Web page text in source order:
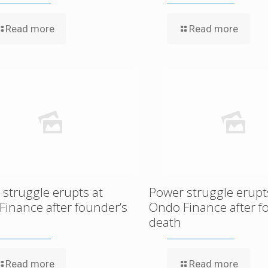
Read more Read more
struggle erupts at
after founder’s
Read more
Power struggle
Ondo Finance after
death
Read more